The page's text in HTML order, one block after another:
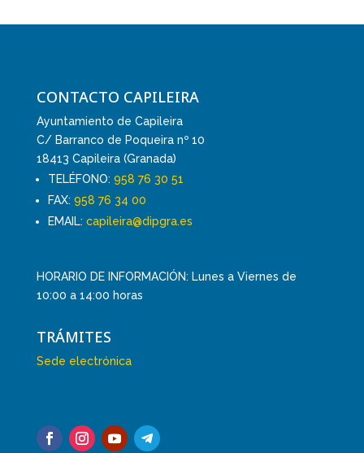
CONTACTO CAPILEIRA
Ayuntamiento de Capileira
C/ Barranco de Poqueira nº 10
18413 Capileira (Granada)
TELÉFONO: 958 76 30 51
FAX: 958 76 34 00
EMAIL: capileira@dipgra.es
HORARIO DE INFORMACIÓN: Lunes a Viernes de
10:00 a 14:00 horas
TRÁMITES
Sede electrónica